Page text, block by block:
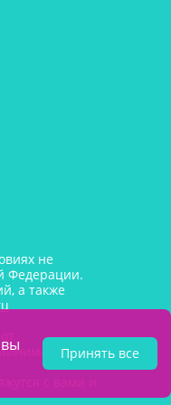
не
Федерации.
а также
с вами и
Принять все